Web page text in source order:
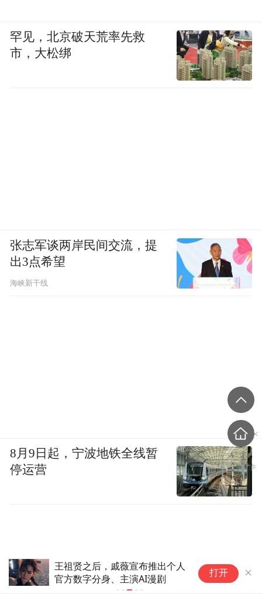
AI办公尚未决出胜负，打工人先
给大厂交了1500“首付”
打开
罕见，北京破天荒率先救
市，大松绑
张志军谈两岸民间交流，提
出3点希望
海峡新干线
8月9日起，宁波地铁全线暂
停运营